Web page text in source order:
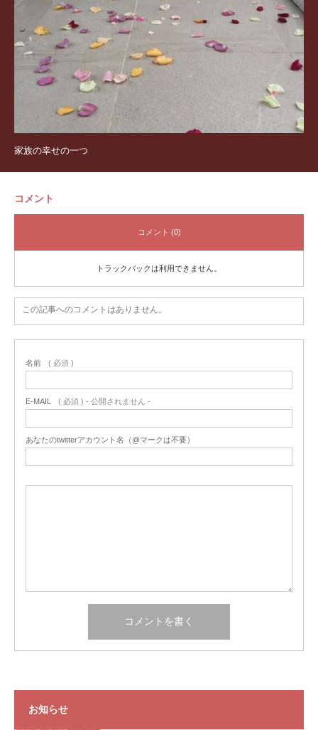
家族の幸せの一つ
コメント
コメント (0)
トラックバックは利用できません。
この記事へのコメントはありません。
名前 ( 必須 )
E-MAIL ( 必須 ) - 公開されません -
あなたのtwitterアカウント名（@マークは不要）
お知らせ